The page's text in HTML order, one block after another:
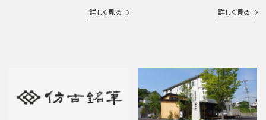
詳しく見る 詳しく見る